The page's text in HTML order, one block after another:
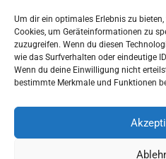
Um dir ein optimales Erlebnis zu
Cookies, um Geräteinformationen zu
zuzugreifen. Wenn du diesen
wie das Surfverhalten oder eindeutige
Wenn du deine Einwilligung nicht
bestimmte Merkmale und Funktionen
© 2026 Photographische